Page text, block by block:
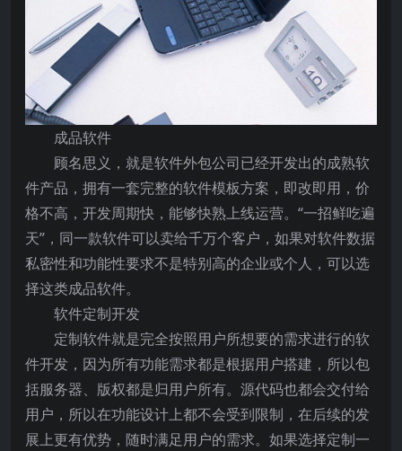
成品软件
顾名思义，就是软件外包公司已经开发出的成熟软
件产品，拥有一套完整的软件模板方案，即改即用，价
格不高，开发周期快，能够快熟上线运营。“一招鲜吃遍
天”，同一款软件可以卖给千万个客户，如果对软件数据
私密性和功能性要求不是特别高的企业或个人，可以选
择这类成品软件。
软件定制开发
定制软件就是完全按照用户所想要的需求进行的软
件开发，因为所有功能需求都是根据用户搭建，所以包
括服务器、版权都是归用户所有。源代码也都会交付给
用户，所以在功能设计上都不会受到限制，在后续的发
展上更有优势，随时满足用户的需求。如果选择定制一